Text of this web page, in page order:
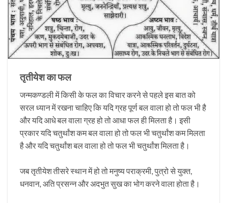
तृतीयेश का फल
जन्मकण्डली में किसी के फल का विचार करने से पहले इस बात को
सरल ध्यान में रखना चाहिए कि यदि ग्रह पूर्ण बल वाला हो तो फल भी है
और यदि आधे बल वाला ग्रह हो तो आधा फल ही मिलता है। इसी
प्रकार यदि चतुर्थांश कम बल वाला हो तो फल भी चतुर्थांश कम मिलता
है और यदि चतुर्थांश बल वाला हो तो फल भी चतुर्थांश मिलता है।
जब तृतीयेश तीसरे स्थान में हो तो मनुष्य पराक्रमी, पुत्रो से युक्त,
धनवान, अति प्रसन्न और अदभुत सुख का भोग करने वाला होता है।